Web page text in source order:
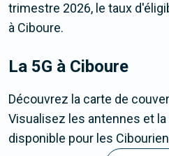
trimestre 2026, le taux
à Ciboure.
La 5G à Ciboure
Découvrez la carte de
Visualisez les antennes et
disponible pour les